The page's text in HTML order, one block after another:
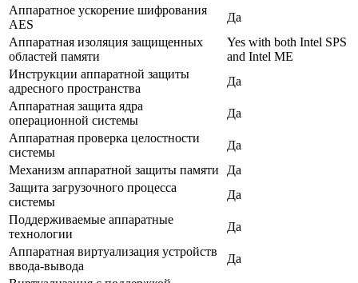
Аппаратное ускорение шифрования
AES
Да
Аппаратная изоляция защищенных
областей памяти
Yes with both Intel SPS
and Intel ME
Инструкции аппаратной защиты
адресного пространства
Да
Аппаратная защита ядра
операционной системы
Да
Аппаратная проверка целостности
системы
Да
Механизм аппаратной защиты памяти
Да
Защита загрузочного процесса
системы
Да
Поддерживаемые аппаратные
технологии
Да
Аппаратная виртуализация устройств
ввода-вывода
Да